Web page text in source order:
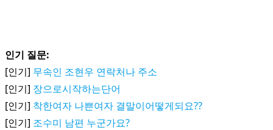
인기 질문:
[인기] 무속인 조현우 연락처나 주소
[인기] 장으로시작하는단어
[인기] 착한여자 나쁜여자 결말이어떻게되요??
[인기] 조수미 남편 누군가요?